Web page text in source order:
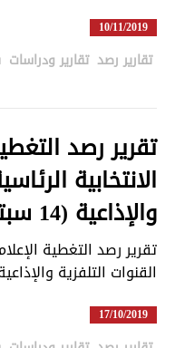
10/11/2019
تقارير رصد ,تقارير ودراسات
تقرير رصد
الانتخابية
والإذاعية (14 سبتمبر- 4 أكتوبر 2019)
تقرير رصد التغطية
القنوات التلفزية والإذاعية (14 سبتمبر- 4 أكتوبر
17/10/2019